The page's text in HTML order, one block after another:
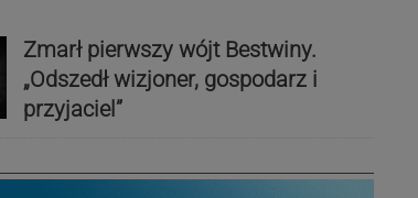
Zmarł pierwszy wójt Bestwiny.
„Odszedł wizjoner, gospodarz i
przyjaciel”